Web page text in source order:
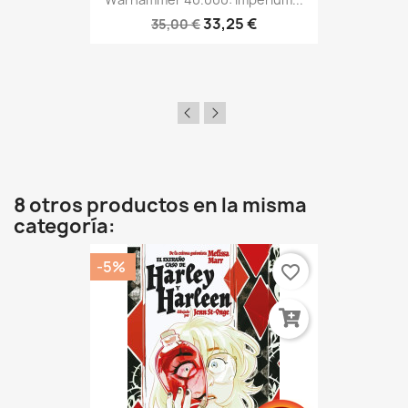
35,00 €33,25 €
8 otros productos en la misma
categoría:
-5% favorite_border